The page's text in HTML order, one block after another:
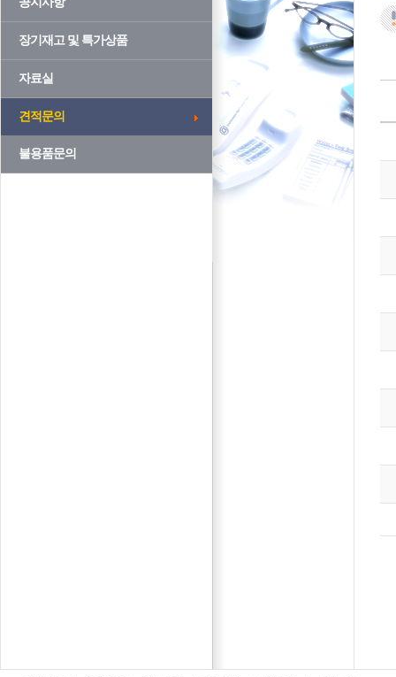
장기재고 및 특가상품
자료실
견적문의
불용품문의